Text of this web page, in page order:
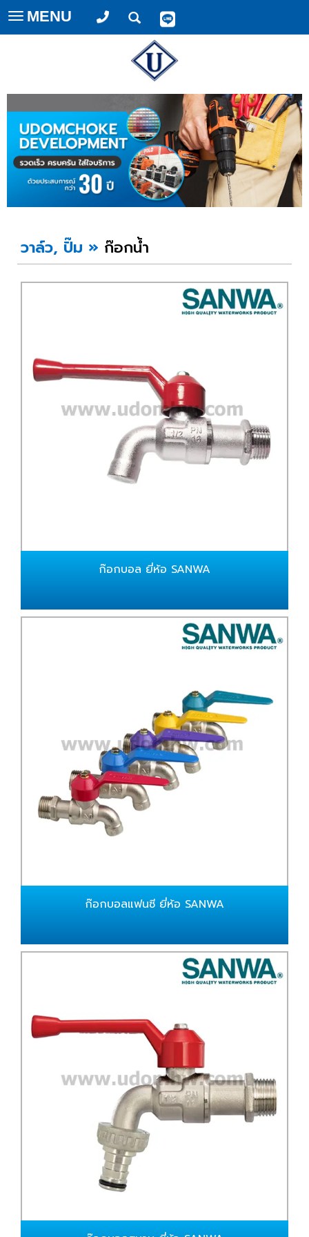
Toggle
navigation
MENU
วาล์ว, ปั๊ม » ก๊อกน้ำ
ก๊อกบอล ยี่ห้อ SANWA
ก๊อกบอลแฟนซี ยี่ห้อ SANWA